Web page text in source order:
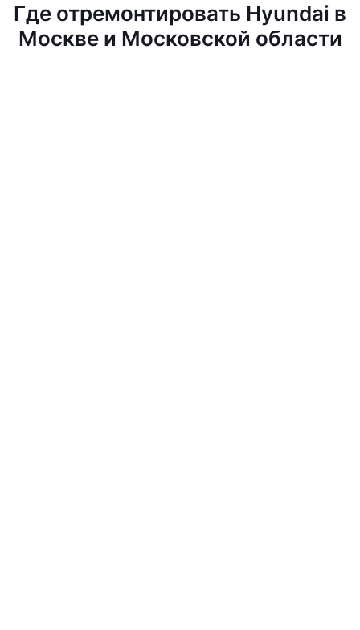
Где отремонтировать Hyundai в
Москве и Московской области